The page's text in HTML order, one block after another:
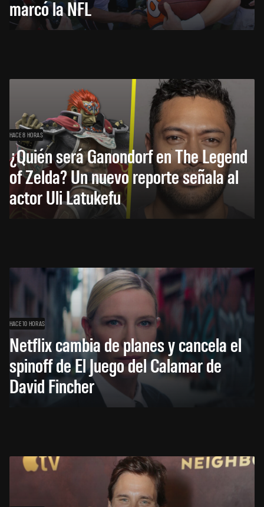
marcó la NFL
HACE 8 HORAS
¿Quién será Ganondorf en The Legend
of Zelda? Un nuevo reporte señala al
actor Uli Latukefu
HACE 10 HORAS
Netflix cambia de planes y cancela el
spinoff de El Juego del Calamar de
David Fincher